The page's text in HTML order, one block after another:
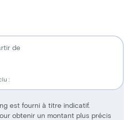
est fourni à titre indicatif.
obtenir un montant plus précis
de
: